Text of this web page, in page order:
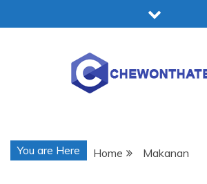
to
You are Here Home Makanan